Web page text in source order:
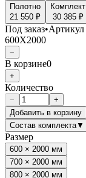
Полотно
21 550 ₽
Комплект
30 385 ₽
Под заказ•Артикул
600X2000
−
В корзине0
+
Количество
−
+
Добавить в корзину
Состав комплекта▼
Размер
600 × 2000 мм
700 × 2000 мм
800 × 2000 мм